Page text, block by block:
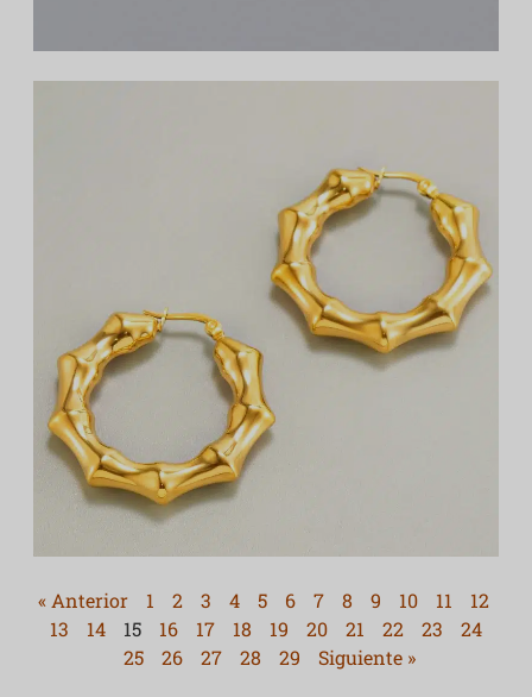
« Anterior 1 2 3 4 5 6 7 8 9 10 11
12
13
14 15 16 17 18 19 20 21 22 23
24
25
26 27 28 29 Siguiente »